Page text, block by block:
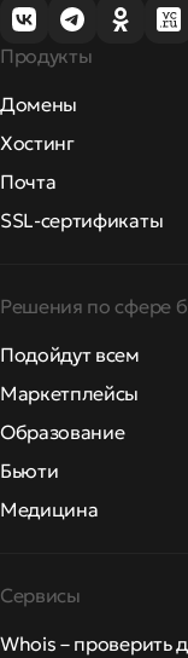
Продукты
Домены
Хостинг
Почта
SSL-сертификаты
Решения по сфере
Подойдут всем
Маркетплейсы
Образование
Бьюти
Медицина
Сервисы
Whois – проверить